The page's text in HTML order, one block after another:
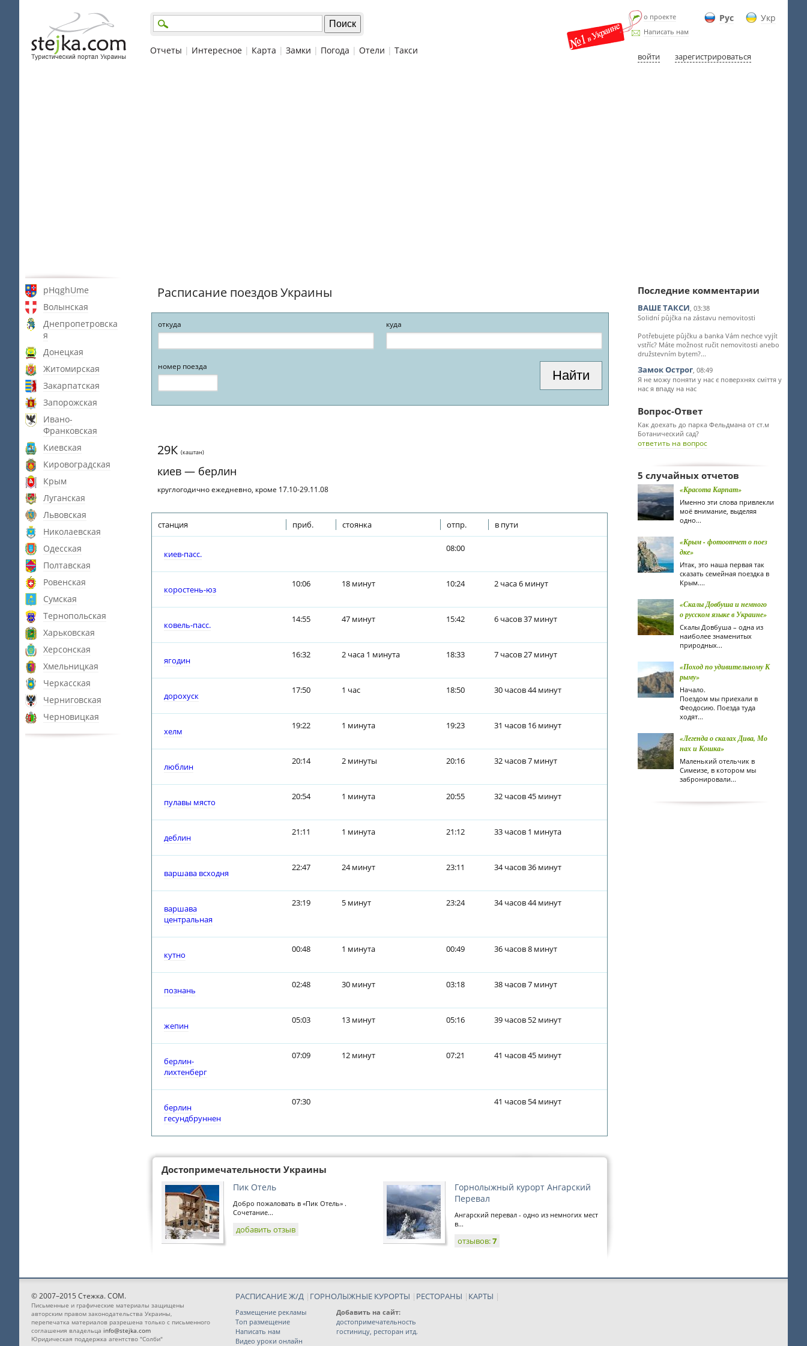
Рус Укр
о проекте
Написать нам
войти зарегистрироваться
Отчеты | Интересное | Карта | Замки | Погода | Отели | Такси
pHqghUme
Волынская
Днепропетровска
я
Донецкая
Житомирская
Закарпатская
Запорожская
Ивано-
Франковская
Киевская
Кировоградская
Крым
Луганская
Львовская
Николаевская
Одесская
Полтавская
Ровенская
Сумская
Тернопольская
Харьковская
Херсонская
Хмельницкая
Черкасская
Черниговская
Черновицкая
Расписание поездов Украины
откуда куда
номер поезда
29К (каштан)
киев — берлин
круглогодично ежедневно, кроме 17.10-29.11.08
станция приб. стоянка отпр. в пути
киев-пасс.
08:00
коростень-юз
10:06 18 минут 10:24 2 часа 6 минут
ковель-пасс.
14:55 47 минут 15:42 6 часов 37 минут
ягодин
16:32 2 часа 1 минута 18:33 7 часов 27 минут
дорохуск
17:50 1 час 18:50 30 часов 44 минут
хелм
19:22 1 минута 19:23 31 часов 16 минут
люблин
20:14 2 минуты 20:16 32 часов 7 минут
пулавы място
20:54 1 минута 20:55 32 часов 45 минут
деблин
21:11 1 минута 21:12 33 часов 1 минута
варшава всходня
22:47 24 минут 23:11 34 часов 36 минут
варшава
центральная
23:19 5 минут 23:24 34 часов 44 минут
кутно
00:48 1 минута 00:49 36 часов 8 минут
познань
02:48 30 минут 03:18 38 часов 7 минут
жепин
05:03 13 минут 05:16 39 часов 52 минут
берлин-
лихтенберг
07:09 12 минут 07:21 41 часов 45 минут
берлин
гесундбруннен
07:30 41 часов 54 минут
Достопримечательности Украины
Пик Отель
Добро пожаловать в «Пик Отель» .
Сочетание...
добавить отзыв
Горнолыжный курорт Ангарский
Перевал
Ангарский перевал - одно из немногих мест
в...
отзывов:7
Последние комментарии
ВАШЕ ТАКСИ, 03:38
Solidní půjčka na zástavu nemovitosti
Potřebujete půjčku a banka Vám nechce vyjít
vstříc? Máte možnost ručit nemovitosti anebo
družstevním bytem?...
Замок Острог, 08:49
Я не можу поняти у нас є поверхнях сміття у
нас я впаду на нас
Вопрос-Ответ
Как доехать до парка Фельдмана от ст.м
Ботанический сад?
ответить на вопрос
5 случайных отчетов
«Красота Карпат»
Именно эти слова привлекли
моё внимание, выделяя
одно...
«Крым - фотоотчет о поез
дке»
Итак, это наша первая так
сказать семейная поездка в
Крым....
«Скалы Довбуша и немного
о русском языке в Украине»
Скалы Довбуша – одна из
наиболее знаменитых
природных...
«Поход по удивительному К
рыму»
Начало.
Поездом мы приехали в
Феодосию. Поезда туда
ходят...
«Легенда о скалах Дива, Мо
нах и Кошка»
Маленький отельчик в
Симеизе, в котором мы
забронировали...
© 2007–2015 Стежка. COM.
Письменные и графические материалы защищены
авторским правом законодательства Украины,
перепечатка материалов разрешена только с письменного
соглашения владельца info@stejka.com
Юридическая поддержка агентство "Солби"
РАСПИСАНИЕ Ж/Д | ГОРНОЛЫЖНЫЕ КУРОРТЫ | РЕСТОРАНЫ | КАРТЫ |
Размещение рекламы
Топ размещение
Написать нам
Видео уроки онлайн
Добавить на сайт:
достопримечательность
гостиницу, ресторан итд.